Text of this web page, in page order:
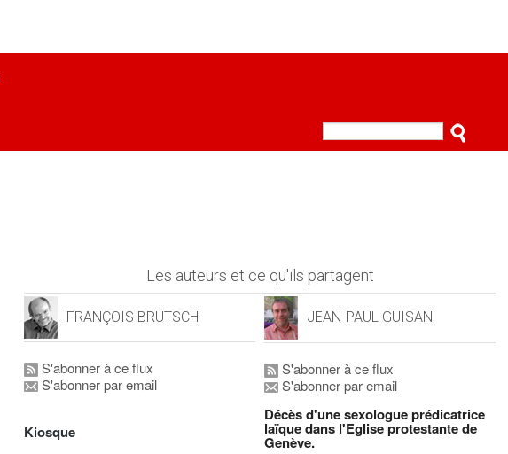
Les auteurs et ce qu'ils partagent
FRANÇOIS BRUTSCH
S'abonner à ce flux
S'abonner par email
Kiosque
JEAN-PAUL GUISAN
S'abonner à ce flux
S'abonner par email
Décès d'une sexologue prédicatrice
laïque dans l'Eglise protestante de
Genève.